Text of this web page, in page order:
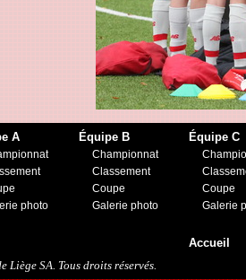
A
photo
Équipe B
Championnat
Classement
Coupe
Galerie photo
Équipe C
Coupe
Galerie
Accueil
SA. Tous droits réservés.